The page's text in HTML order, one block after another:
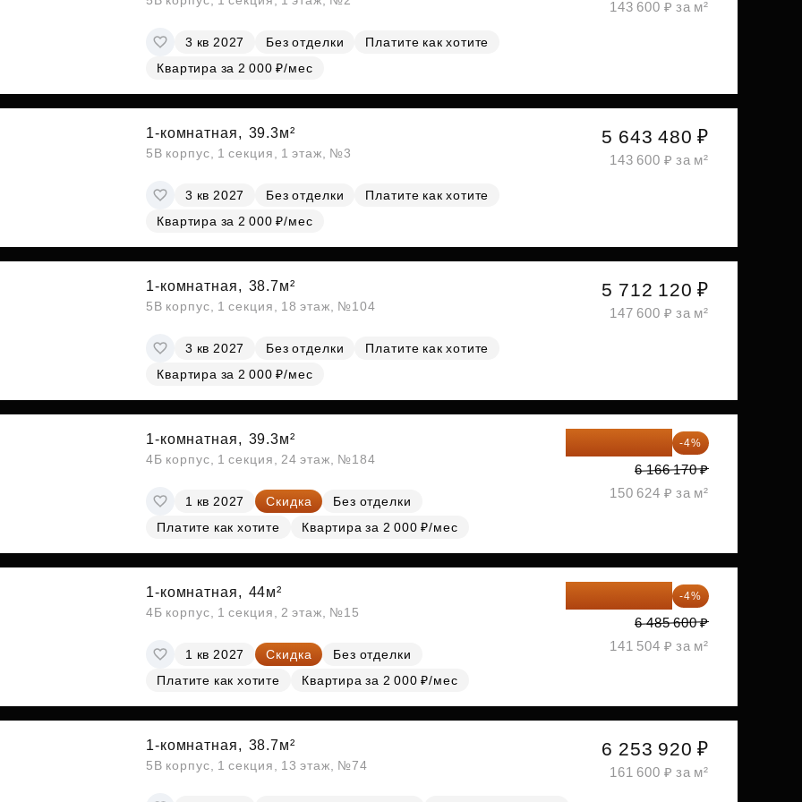
3 кв 2027 Без отделки
Платите как хотите
Квартира за 2 000 ₽/мес
143 600 ₽ за м²
1-комнатная, 39.3м²
5В корпус, 1 секция, 1 этаж, №3
3 кв 2027 Без отделки
Платите как хотите
Квартира за 2 000 ₽/мес
5 643 480 ₽
143 600 ₽ за м²
1-комнатная, 38.7м²
5В корпус, 1 секция, 18 этаж, №104
3 кв 2027 Без отделки
Платите как хотите
Квартира за 2 000 ₽/мес
5 712 120 ₽
147 600 ₽ за м²
1-комнатная, 39.3м²
4Б корпус, 1 секция, 24 этаж, №184
1 кв 2027 Скидка
Без отделки
Платите как хотите
Квартира за 2 000 ₽/мес
5 919 523 ₽ -4%
6 166 170 ₽
150 624 ₽ за м²
1-комнатная, 44м²
4Б корпус, 1 секция, 2 этаж, №15
1 кв 2027 Скидка
Без отделки
Платите как хотите
Квартира за 2 000 ₽/мес
6 226 176 ₽ -4%
6 485 600 ₽
141 504 ₽ за м²
1-комнатная, 38.7м²
5В корпус, 1 секция, 13 этаж, №74
6 253 920 ₽
161 600 ₽ за м²